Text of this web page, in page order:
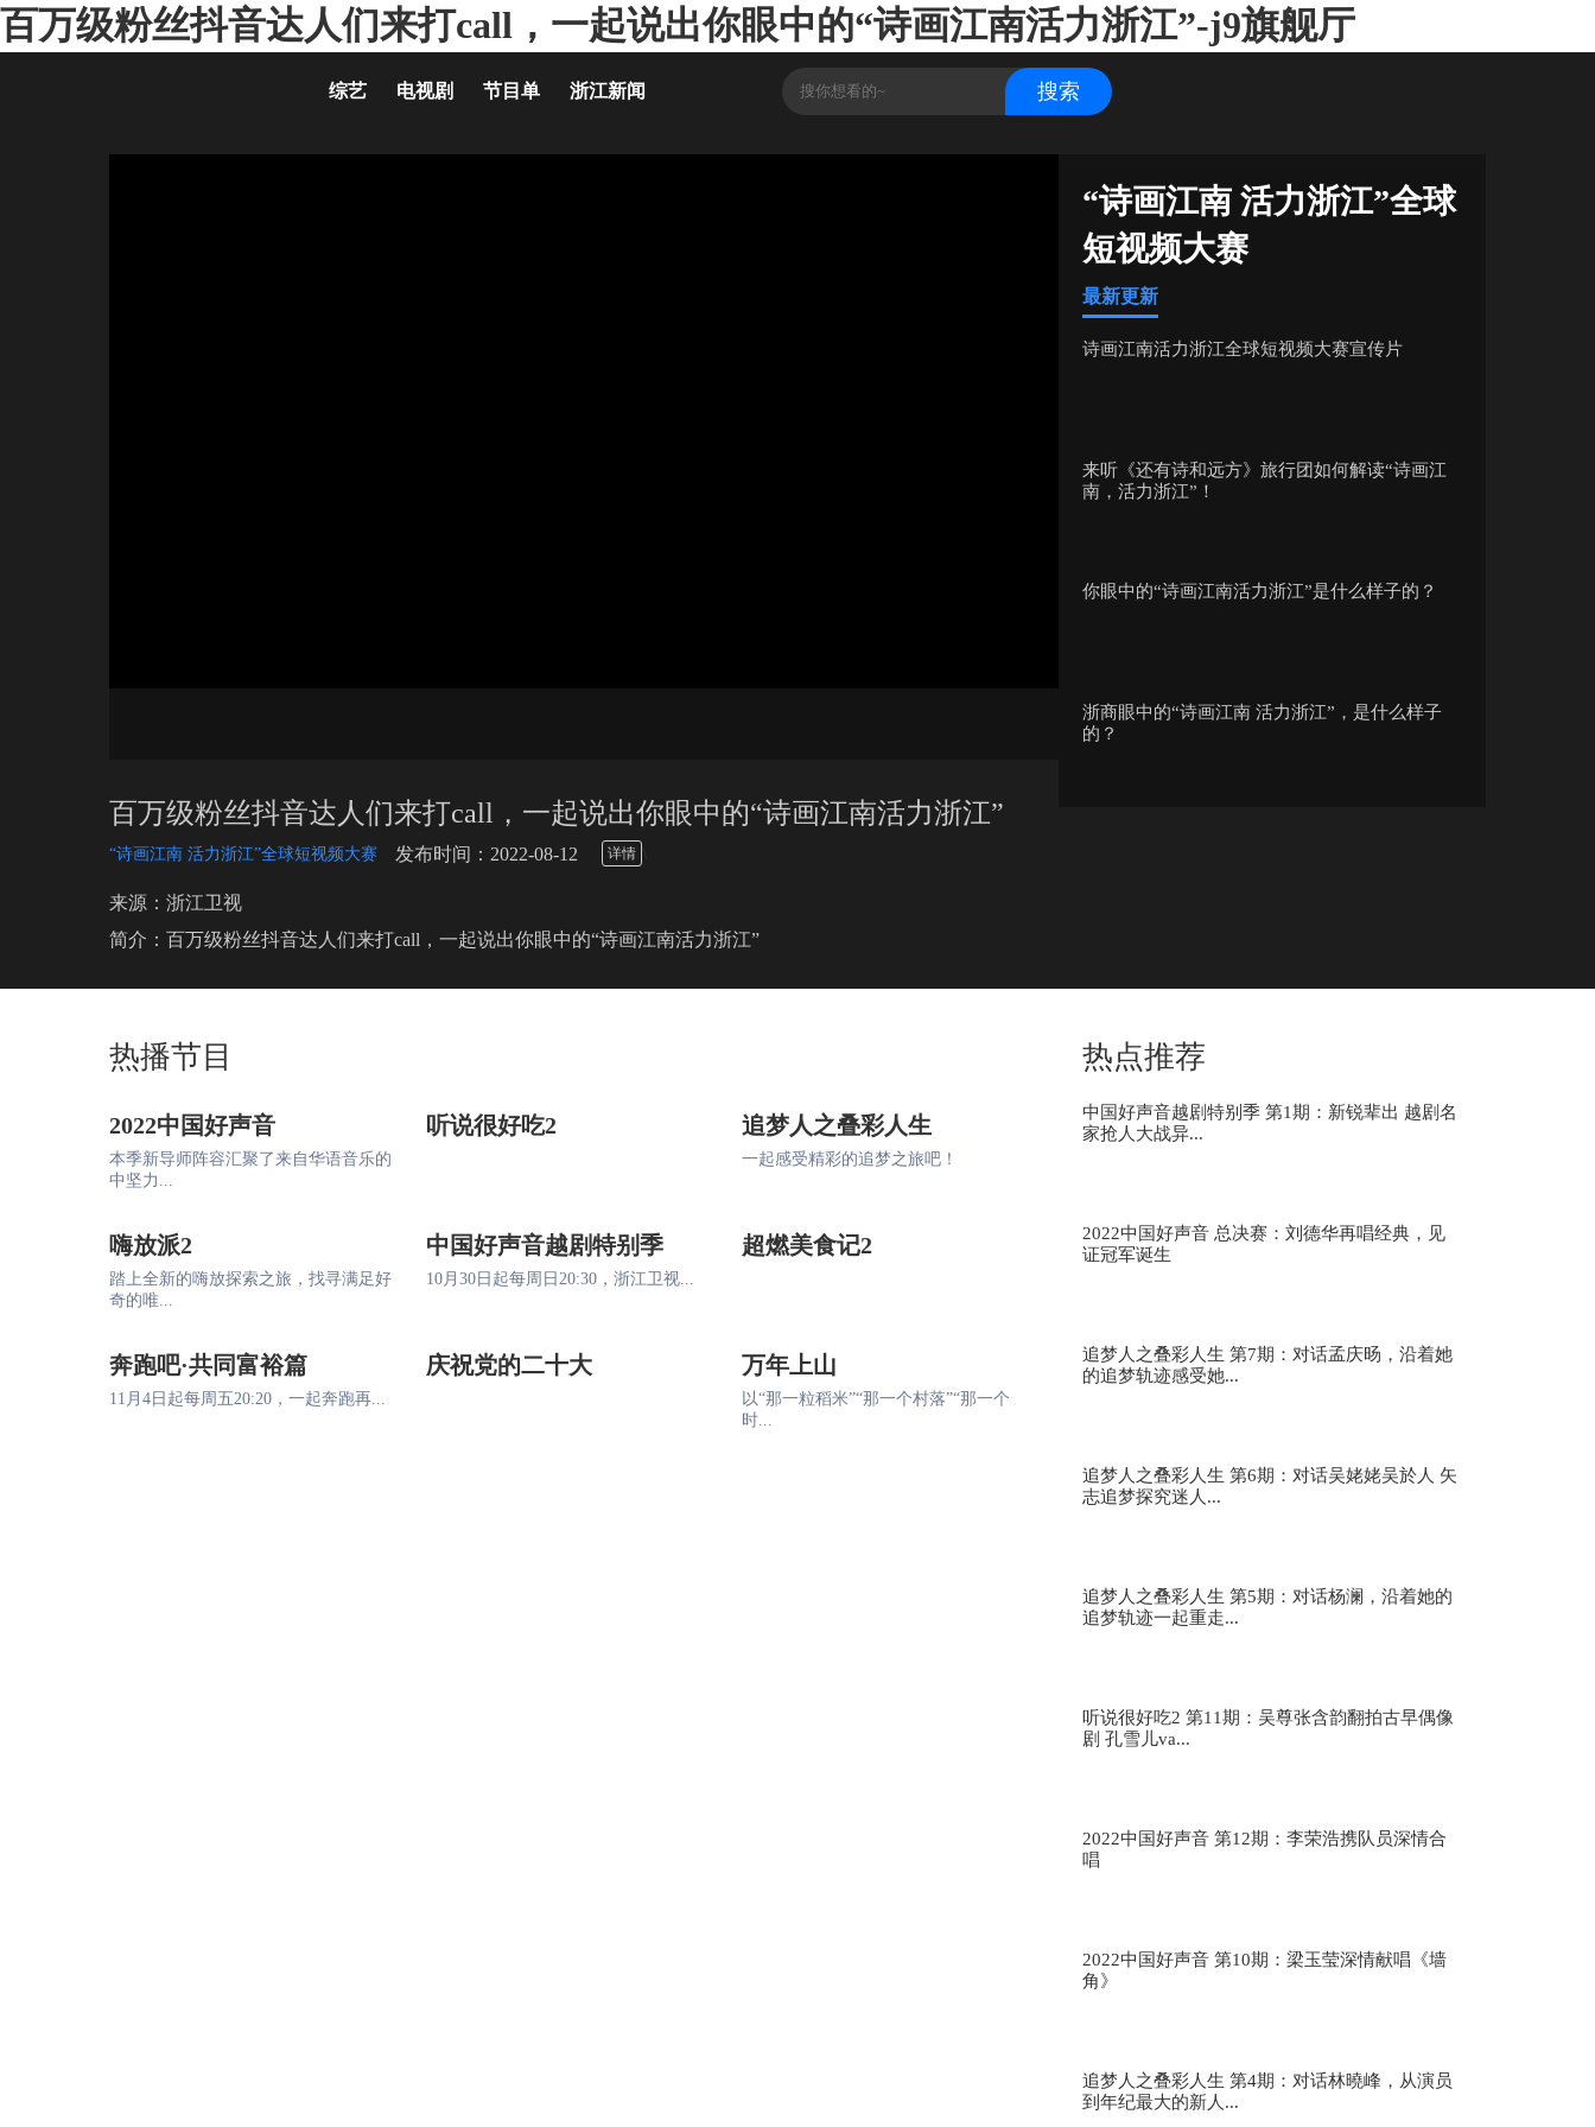
百万级粉丝抖音达人们来打call，一起说出你眼中的“诗画江南活力浙江”-j9旗舰厅
综艺 电视剧 节目单 浙江新闻
百万级粉丝抖音达人们来打call，一起说出你眼中的“诗画江南活力浙江”
“诗画江南 活力浙江”全球短视频大赛 发布时间：2022-08-12 详情
来源：浙江卫视
简介：百万级粉丝抖音达人们来打call，一起说出你眼中的“诗画江南活力浙江”
“诗画江南 活力浙江”全球
短视频大赛
最新更新
诗画江南活力浙江全球短视频大赛宣传片
来听《还有诗和远方》旅行团如何解读“诗画江
南，活力浙江”！
你眼中的“诗画江南活力浙江”是什么样子的？
浙商眼中的“诗画江南 活力浙江”，是什么样子
的？
景色迷人眼，经济有活力！”你眼中的浙江，是
热播节目
2022中国好声音
本季新导师阵容汇聚了来自华语音乐的
中坚力...
听说很好吃2 追梦人之叠彩人生
一起感受精彩的追梦之旅吧！
嗨放派2
踏上全新的嗨放探索之旅，找寻满足好
奇的唯...
中国好声音越剧特别季
10月30日起每周日20:30，浙江卫视...
超燃美食记2
奔跑吧·共同富裕篇
11月4日起每周五20:20，一起奔跑再...
庆祝党的二十大 万年上山
以“那一粒稻米”“那一个村落”“那一个
时...
热点推荐
中国好声音越剧特别季 第1期：新锐辈出 越剧名
家抢人大战异...
2022中国好声音 总决赛：刘德华再唱经典，见
证冠军诞生
追梦人之叠彩人生 第7期：对话孟庆旸，沿着她
的追梦轨迹感受她...
追梦人之叠彩人生 第6期：对话吴姥姥吴於人 矢
志追梦探究迷人...
追梦人之叠彩人生 第5期：对话杨澜，沿着她的
追梦轨迹一起重走...
听说很好吃2 第11期：吴尊张含韵翻拍古早偶像
剧 孔雪儿va...
2022中国好声音 第12期：李荣浩携队员深情合
唱
2022中国好声音 第10期：梁玉莹深情献唱《墙
角》
追梦人之叠彩人生 第4期：对话林曉峰，从演员
到年纪最大的新人...